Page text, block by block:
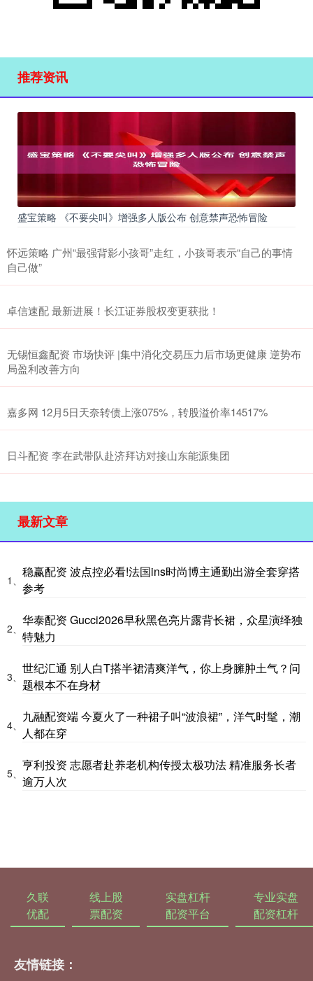
推荐资讯
盛宝策略 《不要尖叫》增强多人版公布 创意禁声恐怖冒险
怀远策略 广州“最强背影小孩哥”走红，小孩哥表示“自己的事情
自己做”
卓信速配 最新进展！长江证券股权变更获批！
无锡恒鑫配资 市场快评 |集中消化交易压力后市场更健康 逆势布
局盈利改善方向
嘉多网 12月5日天奈转债上涨075%，转股溢价率14517%
日斗配资 李在武带队赴济拜访对接山东能源集团
最新文章
1、
稳赢配资 波点控必看!法国ins时尚博主通勤出游全套穿搭
参考
2、
华泰配资 Gucci2026早秋黑色亮片露背长裙，众星演绎独
特魅力
3、
世纪汇通 别人白T搭半裙清爽洋气，你上身臃肿土气？问
题根本不在身材
4、
九融配资端 今夏火了一种裙子叫“波浪裙”，洋气时髦，潮
人都在穿
5、
亨利投资 志愿者赴养老机构传授太极功法 精准服务长者
逾万人次
久联
优配
线上股
票配资
实盘杠杆
配资平台
专业实盘
配资杠杆
友情链接：